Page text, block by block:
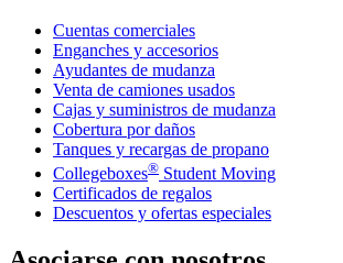
Cuentas comerciales
Enganches y accesorios
Ayudantes de mudanza
Venta de camiones usados
Cajas y suministros de mudanza
Cobertura por daños
Tanques y recargas de propano
Collegeboxes® Student Moving
Certificados de regalos
Descuentos y ofertas especiales